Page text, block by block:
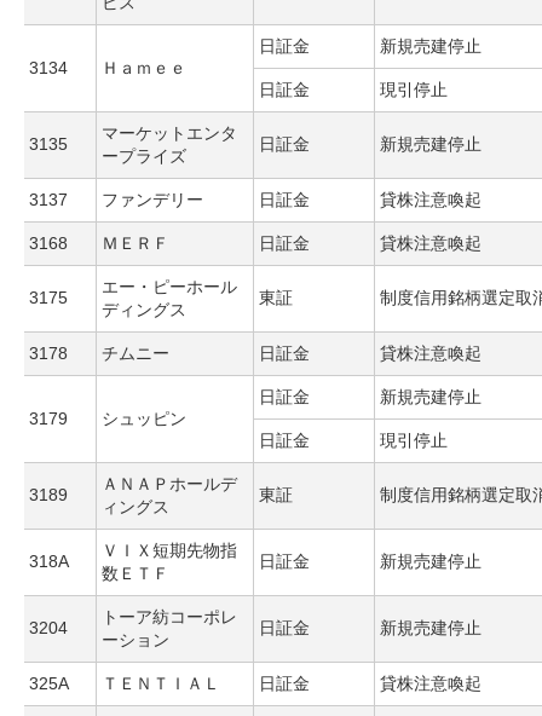
3134 Ｈａｍｅｅ
日証金 新規売建停止
日証金 現引停止
3135
マーケットエンタ
ープライズ
日証金 新規売建停止
3137 ファンデリー 日証金 貸株注意喚起
3168 ＭＥＲＦ 日証金 貸株注意喚起
3175
エー・ピーホール
ディングス
東証 制度信用銘柄選定取
3178 チムニー 日証金 貸株注意喚起
3179 シュッピン
日証金 新規売建停止
日証金 現引停止
3189
ＡＮＡＰホールデ
ィングス
東証 制度信用銘柄選定取
318A
ＶＩＸ短期先物指
数ＥＴＦ
日証金 新規売建停止
3204
トーア紡コーポレ
ーション
日証金 新規売建停止
325A ＴＥＮＴＩＡＬ 日証金 貸株注意喚起